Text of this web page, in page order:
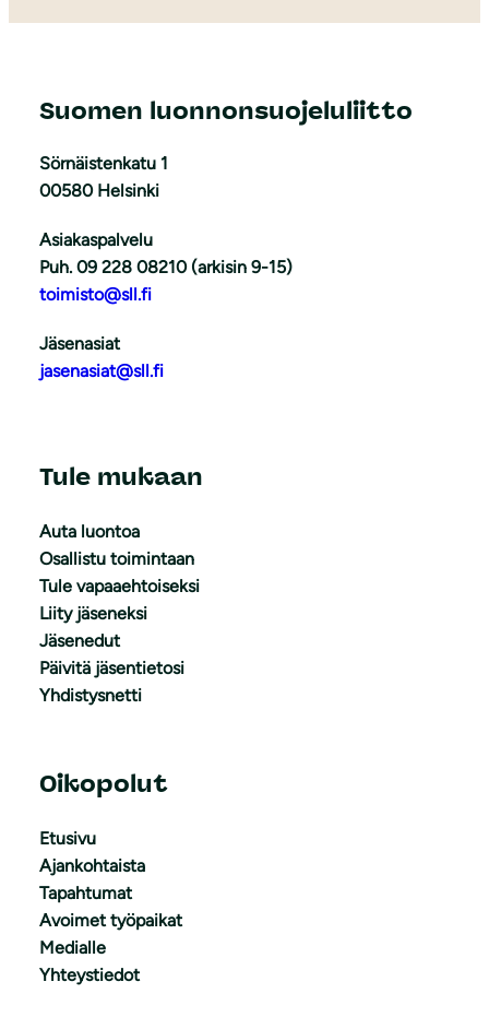
Suomen luonnonsuojeluliitto
Sörnäistenkatu 1
00580 Helsinki
Asiakaspalvelu
Puh. 09 228 08210 (arkisin 9-15)
toimisto@sll.fi
Jäsenasiat
jasenasiat@sll.fi
Tule mukaan
Auta luontoa
Osallistu toimintaan
Tule vapaaehtoiseksi
Liity jäseneksi
Jäsenedut
Päivitä jäsentietosi
Yhdistysnetti
Oikopolut
Etusivu
Ajankohtaista
Tapahtumat
Avoimet työpaikat
Medialle
Yhteystiedot